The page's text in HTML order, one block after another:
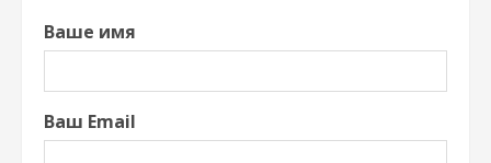
Ваше имя
Ваш Email